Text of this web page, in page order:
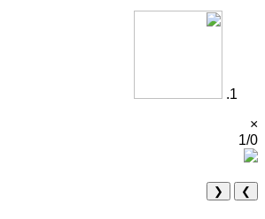
×
1/0
❯
❮